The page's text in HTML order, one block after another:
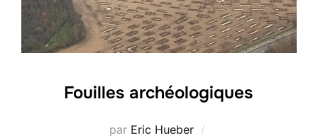
Fouilles archéologiques
par Eric Hueber